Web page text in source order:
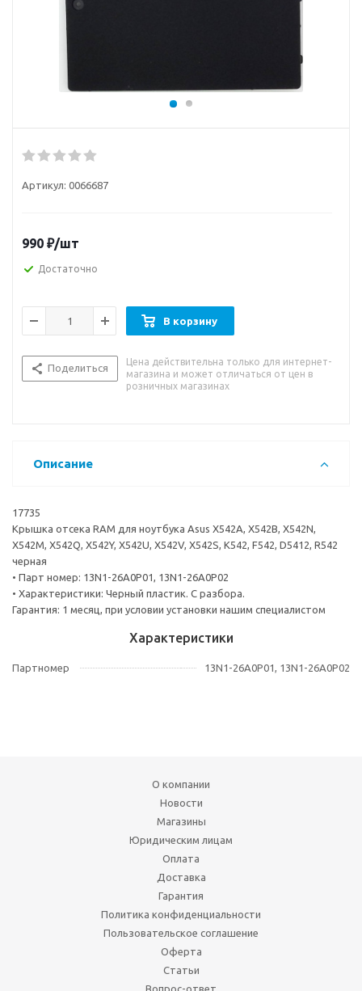
Артикул: 0066687
990 ₽/шт
Достаточно
В корзину
Поделиться
Цена действительна только для интернет-
магазина и может отличаться от цен в
розничных магазинах
Описание
17735
Крышка отсека RAM для ноутбука Asus X542A, X542B, X542N,
X542M, X542Q, X542Y, X542U, X542V, X542S, K542, F542, D5412, R542
черная
• Парт номер: 13N1-26A0P01, 13N1-26A0P02
• Характеристики: Черный пластик. С разбора.
Гарантия: 1 месяц, при условии установки нашим специалистом
Характеристики
Партномер 13N1-26A0P01, 13N1-26A0P02
О компании
Новости
Магазины
Юридическим лицам
Оплата
Доставка
Гарантия
Политика конфиденциальности
Пользовательское соглашение
Оферта
Статьи
Вопрос-ответ